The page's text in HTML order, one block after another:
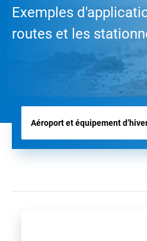
BROSSES D’AÉROPORT
BROSSES D’HYGIÈNE
TOUS LES PRODUITS
Exemples
routes et les